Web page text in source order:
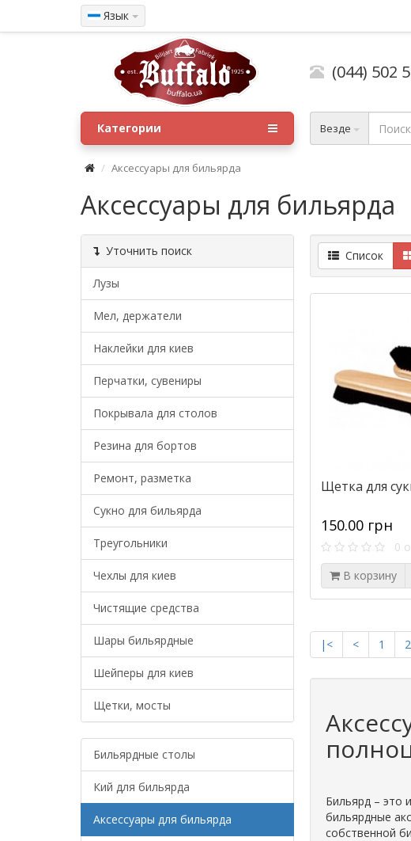
Язык
(044) 502
Везде
Категории
Аксессуары для бильярда
Аксессуары для бильярда
Уточнить поиск
Лузы
Мел, держатели
Наклейки для киев
Перчатки, сувениры
Покрывала для столов
Резина для бортов
Ремонт, разметка
Сукно для бильярда
Треугольники
Чехлы для киев
Чистящие средства
Шары бильярдные
Шейперы для киев
Щетки, мосты
Бильярдные столы
Кий для бильярда
Аксессуары для бильярда
Список
Щетка для
150.00 грн
0
В корзину
|< < 1 2
Бильярд – это
бильярдные
собственной